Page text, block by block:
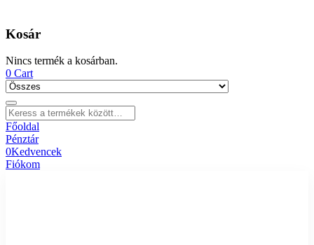
Kosár
Nincs termék a kosárban.
0 Cart
Főoldal
Pénztár
0Kedvencek
Fiókom